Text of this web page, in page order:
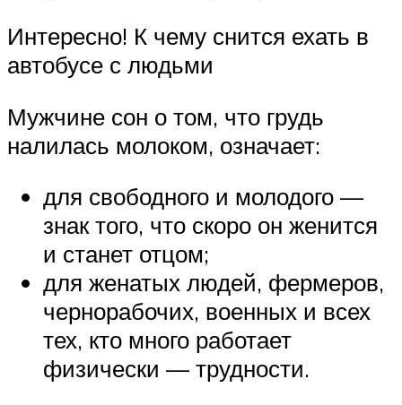
Интересно! К чему снится ехать в
автобусе с людьми
Мужчине сон о том, что грудь
налилась молоком, означает:
для свободного и молодого —
знак того, что скоро он женится
и станет отцом;
для женатых людей, фермеров,
чернорабочих, военных и всех
тех, кто много работает
физически — трудности.